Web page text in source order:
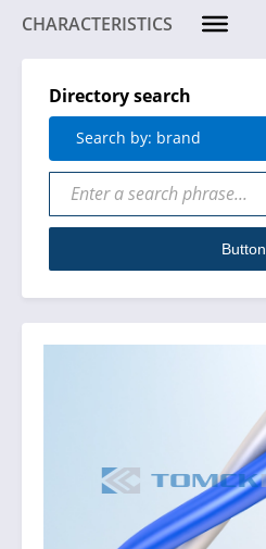
CHARACTERISTICS
Directory search
Search by: brand
Button